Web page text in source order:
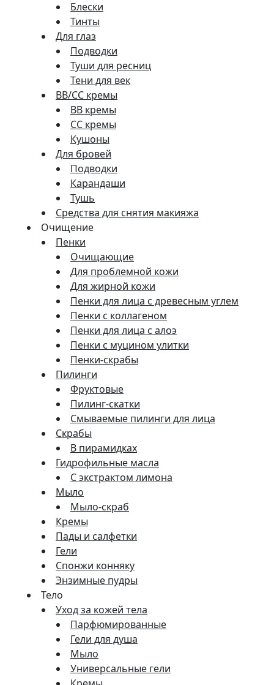
Блески
Тинты
Для глаз
Подводки
Туши для ресниц
Тени для век
BB/CC кремы
BB кремы
СС кремы
Кушоны
Для бровей
Подводки
Карандаши
Тушь
Средства для снятия макияжа
Очищение
Пенки
Очищающие
Для проблемной кожи
Для жирной кожи
Пенки для лица с древесным углем
Пенки с коллагеном
Пенки для лица с алоэ
Пенки с муцином улитки
Пенки-скрабы
Пилинги
Фруктовые
Пилинг-скатки
Смываемые пилинги для лица
Скрабы
В пирамидках
Гидрофильные масла
С экстрактом лимона
Мыло
Мыло-скраб
Кремы
Пады и салфетки
Гели
Спонжи конняку
Энзимные пудры
Тело
Уход за кожей тела
Парфюмированные
Гели для душа
Мыло
Универсальные гели